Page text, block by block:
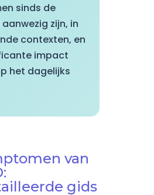
sinds de
zijn, in
contexten, en
impact
het dagelijks
van
gids